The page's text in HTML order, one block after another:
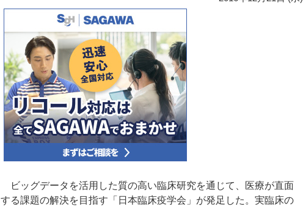
ビッグデータを活用した質の高い臨床研究を通じて、医療が直面
する課題の解決を目指す「日本臨床疫学会」が発足した。実臨床の